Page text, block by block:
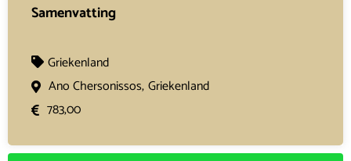
Samenvatting
Griekenland
Ano Chersonissos,Griekenland
783,00